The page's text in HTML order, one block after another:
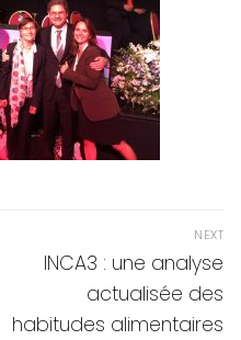
NEXT
Next
INCA3 : une analyse
actualisée des
habitudes alimentaires